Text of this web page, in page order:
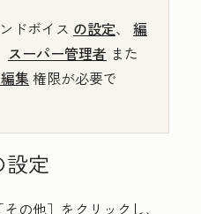
ドボイス の設定、 編
スーパー管理者 また
集権限が必要で
設定
［その他］をクリックし、